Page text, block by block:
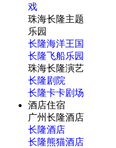
戏
珠海长隆主题
乐园
长隆海洋王国
长隆飞船乐园
珠海长隆演艺
长隆剧院
长隆卡卡剧场
酒店住宿
广州长隆酒店
长隆酒店
长隆熊猫酒店